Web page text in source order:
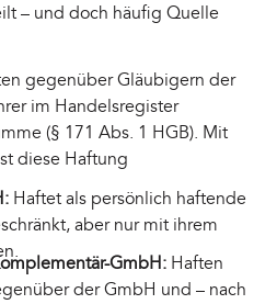
– und doch häufig Quelle
gegenüber Gläubigern der
im Handelsregister
(§ 171 Abs. 1 HGB). Mit
diese Haftung
Haftet als persönlich haftende
aber nur mit ihrem
GmbH:Haften
der GmbH und – nach